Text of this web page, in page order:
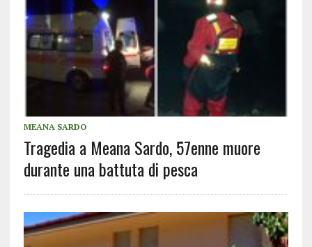
MEANA SARDO
Tragedia a Meana Sardo, 57enne muore
durante una battuta di pesca